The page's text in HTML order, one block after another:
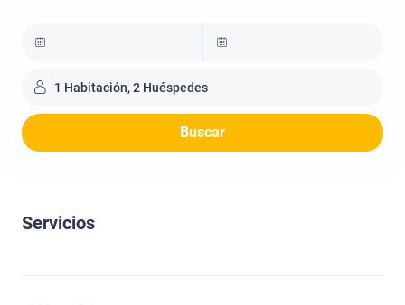
1 Habitación, 2 Huéspedes
Buscar
Servicios